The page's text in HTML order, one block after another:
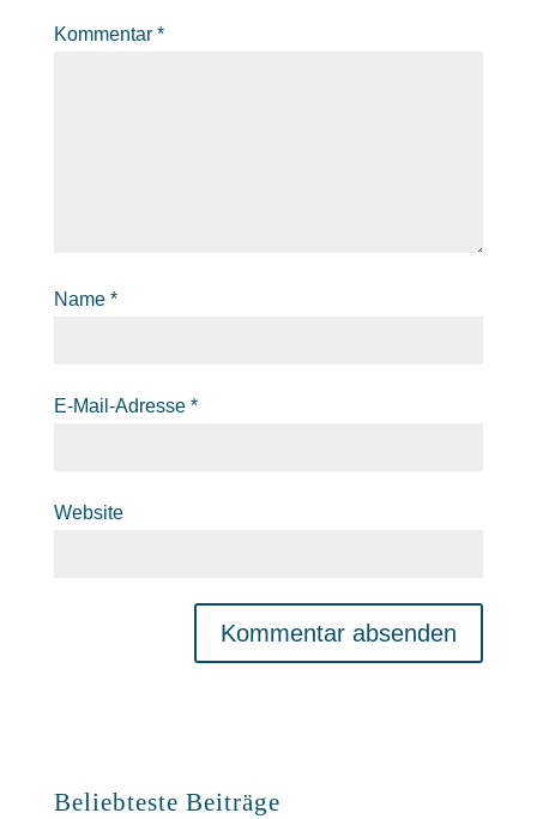
Kommentar *
Name *
E-Mail-Adresse *
Website
Beliebteste Beiträge